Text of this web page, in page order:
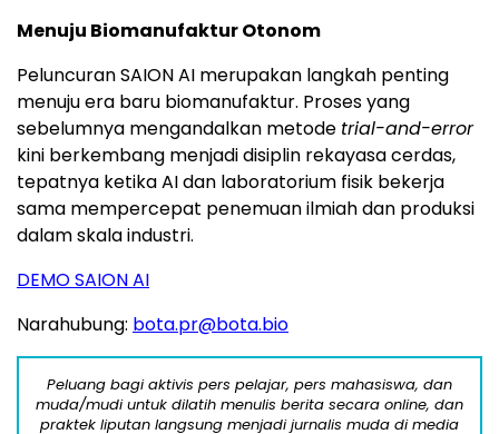
Menuju Biomanufaktur Otonom
Peluncuran SAION AI merupakan langkah penting
menuju era baru biomanufaktur. Proses yang
sebelumnya mengandalkan metode trial-and-error
kini berkembang menjadi disiplin rekayasa cerdas,
tepatnya ketika AI dan laboratorium fisik bekerja
sama mempercepat penemuan ilmiah dan produksi
dalam skala industri.
DEMO SAION AI
Narahubung: bota.pr@bota.bio
Peluang bagi aktivis pers pelajar, pers mahasiswa, dan
muda/mudi untuk dilatih menulis berita secara online, dan
praktek liputan langsung menjadi jurnalis muda di media